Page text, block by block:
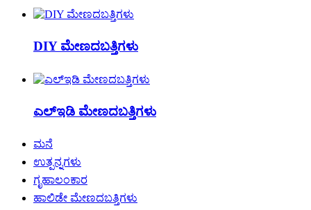
DIY ಮೇಣದಬತ್ತಿಗಳು
ಎಲ್ಇಡಿ ಮೇಣದಬತ್ತಿಗಳು
ಮನೆ
ಉತ್ಪನ್ನಗಳು
ಗೃಹಾಲಂಕಾರ
ಹಾಲಿಡೇ ಮೇಣದಬತ್ತಿಗಳು